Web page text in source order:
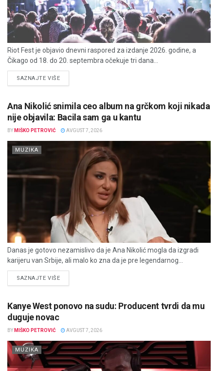
Riot Fest je objavio dnevni raspored za izdanje 2026. godine, a
Čikago od 18. do 20. septembra očekuje tri dana...
SAZNAJTE VIŠEDETAILS
Ana Nikolić snimila ceo album na grčkom koji nikada
nije objavila: Bacila sam ga u kantu
BY MIŠKO PETROVIĆ AVGUST 7, 2026
MUZIKA
Danas je gotovo nezamislivo da je Ana Nikolić mogla da izgradi
karijeru van Srbije, ali malo ko zna da je pre legendarnog...
SAZNAJTE VIŠEDETAILS
Kanye West ponovo na sudu: Producent tvrdi da mu
duguje novac
BY MIŠKO PETROVIĆ AVGUST 7, 2026
MUZIKA